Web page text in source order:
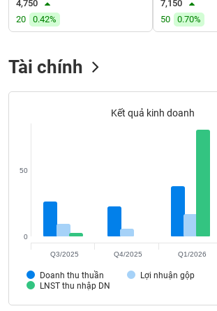
4,750
20
0.42%
7,150
50
0.70%
Tài chính
Kết quả kinh doanh
Doanh thu thuần
Lợi nhuận gộp
LNST thu nhập DN
0
50
Q3/2025 Q4/2025 Q1/2026
SẢN
Tất cả
Tất cả Người nội bộ Người liên quan
Tin
tức